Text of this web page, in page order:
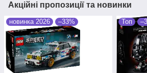
Акційні пропозиції та новинки
новинка 2026 –33% Топ